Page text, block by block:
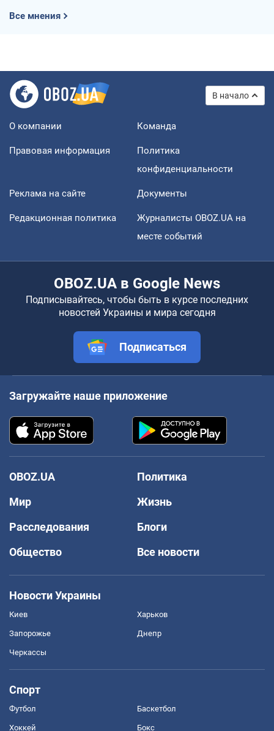
Все мнения
В начало
О компании Команда
Правовая информация
Политика
конфиденциальности
Реклама на сайте Документы
Редакционная политика
Журналисты OBOZ.UA на
месте событий
OBOZ.UA в Google News
Подписывайтесь, чтобы быть в курсе последних
новостей Украины и мира сегодня
Подписаться
Загружайте наше приложение
OBOZ.UA
Политика
Мир
Жизнь
Расследования
Блоги
Общество
Все новости
Новости Украины
Киев Харьков
Запорожье Днепр
Черкассы
Спорт
Футбол Баскетбол
Хоккей Бокс